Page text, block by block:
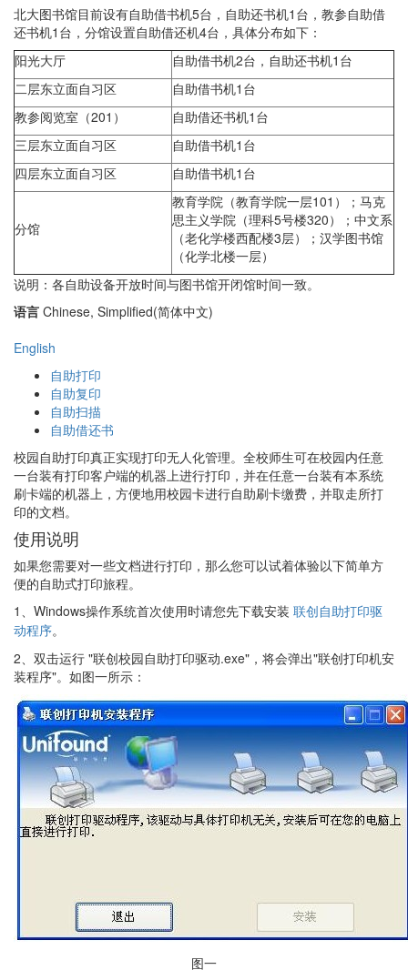
北大图书馆目前设有自助借书机5台，自助还书机1台，教参自助借
还书机1台，分馆设置自助借还机4台，具体分布如下：
阳光大厅
自助借书机2台，自助还书机1台
二层东立面自习区
自助借书机1台
教参阅览室（201）
自助借还书机1台
三层东立面自习区
自助借书机1台
四层东立面自习区
自助借书机1台
分馆
教育学院（教育学院一层101）；马克
思主义学院（理科5号楼320）；中文系
（老化学楼西配楼3层）；汉学图书馆
（化学北楼一层）
说明：各自助设备开放时间与图书馆开闭馆时间一致。
语言 Chinese, Simplified(简体中文)
English
自助打印
自助复印
自助扫描
自助借还书
校园自助打印真正实现打印无人化管理。全校师生可在校园内任意
一台装有打印客户端的机器上进行打印，并在任意一台装有本系统
刷卡端的机器上，方便地用校园卡进行自助刷卡缴费，并取走所打
印的文档。
使用说明
如果您需要对一些文档进行打印，那么您可以试着体验以下简单方
便的自助式打印旅程。
1、 Windows操作系统首次使用时请您先下载安装 联创自助打印驱
动程序。
2、双击运行 "联创校园自助打印驱动.exe"，将会弹出"联创打印机安
装程序"。如图一所示：
图一